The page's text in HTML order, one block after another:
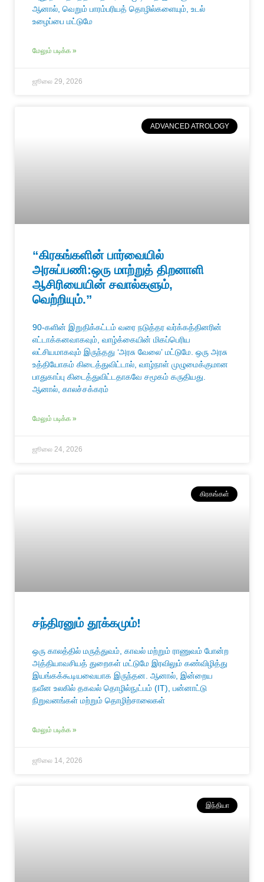
ஆனால், வெறும் பாரம்பரியத் தொழில்களையும், உடல்
உழைப்பை மட்டுமே
மேலும் படிக்க »
ஜூலை 29, 2026
ADVANCED ATROLOGY
“கிரகங்களின் பார்வையில்
அரசுப்பணி:ஒரு மாற்றுத் திறனாளி
ஆசிரியையின் சவால்களும்,
வெற்றியும்.”
90-களின் இறுதிக்கட்டம் வரை நடுத்தர வர்க்கத்தினரின்
எட்டாக்கனவாகவும், வாழ்க்கையின் மிகப்பெரிய
லட்சியமாகவும் இருந்தது ‘அரசு வேலை’ மட்டுமே. ஒரு அரசு
உத்தியோகம் கிடைத்துவிட்டால், வாழ்நாள் முழுமைக்குமான
பாதுகாப்பு கிடைத்துவிட்டதாகவே சமூகம் கருதியது.
ஆனால், காலச்சக்கரம்
மேலும் படிக்க »
ஜூலை 24, 2026
கிரகங்கள்
சந்திரனும் தூக்கமும்!
ஒரு காலத்தில் மருத்துவம், காவல் மற்றும் ராணுவம் போன்ற
அத்தியாவசியத் துறைகள் மட்டுமே இரவிலும் கண்விழித்து
இயங்கக்கூடியவையாக இருந்தன. ஆனால், இன்றைய
நவீன உலகில் தகவல் தொழில்நுட்பம் (IT), பன்னாட்டு
நிறுவனங்கள் மற்றும் தொழிற்சாலைகள்
மேலும் படிக்க »
ஜூலை 14, 2026
இந்தியா